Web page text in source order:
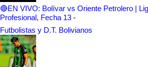
🔴EN VIVO: Bolívar vs Oriente Petrolero |
Profesional, Fecha 13 -
Futbolistas y D.T. Bolivianos